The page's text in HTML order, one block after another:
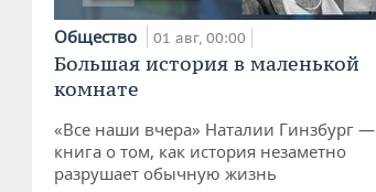
Общество 01 авг, 00:00
Большая история в маленькой
комнате
«Все наши вчера» Наталии Гинзбург —
книга о том, как история незаметно
разрушает обычную жизнь